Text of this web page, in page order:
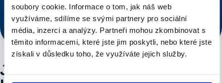
soubory cookie. Informace o tom, jak náš web
využíváme, sdílíme se svými partnery pro sociální
média, inzerci a analýzy. Partneři mohou zkombinovat s
těmito informacemi, které jste jim poskytli, nebo které jste
získali v důsledku toho, že využíváte jejich služby.
Voláte řemeslníkovi, ne call centru.
Rychlý dojezd po Praze
Cena řečena předem
Voláte řemeslníkovi, ne call centru
Junkers / Bosch A4 —